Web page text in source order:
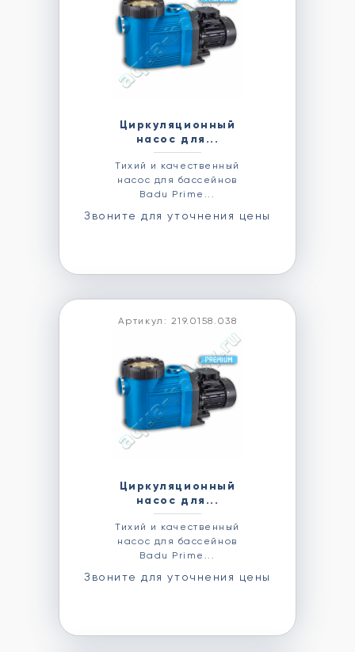
Циркуляционный
насос для...
Тихий и качественный
насос для бассейнов
Badu Prime...
Звоните для уточнения цены
Артикул: 219.0158.038
Циркуляционный
насос для...
Тихий и качественный
насос для бассейнов
Badu Prime...
Звоните для уточнения цены